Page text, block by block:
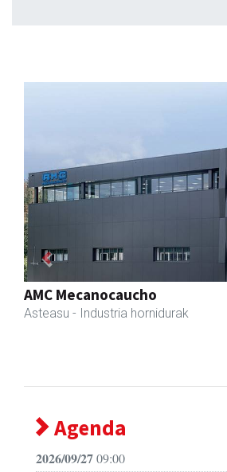
Ormazabal garraioak
Asteasu - Garraioak
Previous
Agenda
2026/09/2709:00